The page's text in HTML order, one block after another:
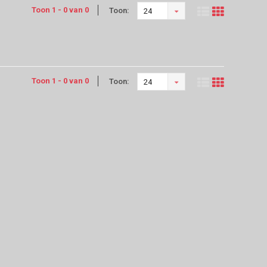
Toon 1 - 0 van 0 Toon: 24
Toon 1 - 0 van 0 Toon: 24